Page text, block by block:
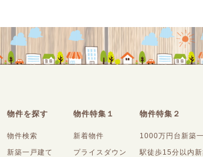
物件を探す
物件検索
新築一戸建て
物件特集１
新着物件
プライスダウン
物件特集２
1000万円台新築
駅徒歩15分以内